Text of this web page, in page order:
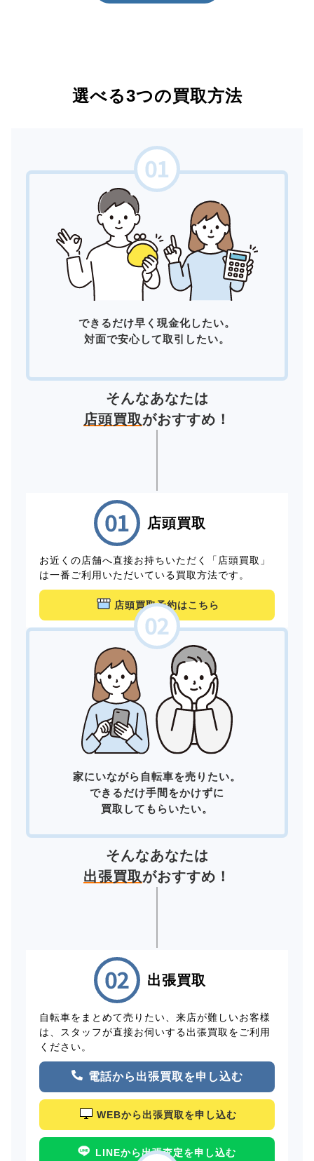
選べる3つの買取方法
できるだけ早く現金化したい。
対面で安心して取引したい。
そんなあなたは
店頭買取がおすすめ！
店頭買取
お近くの店舗へ直接お持ちいただく「店頭買取」
は一番ご利用いただいている買取方法です。
店頭買取予約はこちら
家にいながら自転車を売りたい。
できるだけ手間をかけずに
買取してもらいたい。
そんなあなたは
出張買取がおすすめ！
出張買取
自転車をまとめて売りたい、来店が難しいお客様
は、スタッフが直接お伺いする出張買取をご利用
ください。
電話から出張買取を申し込む
WEBから出張買取を申し込む
LINEから出張査定を申し込む